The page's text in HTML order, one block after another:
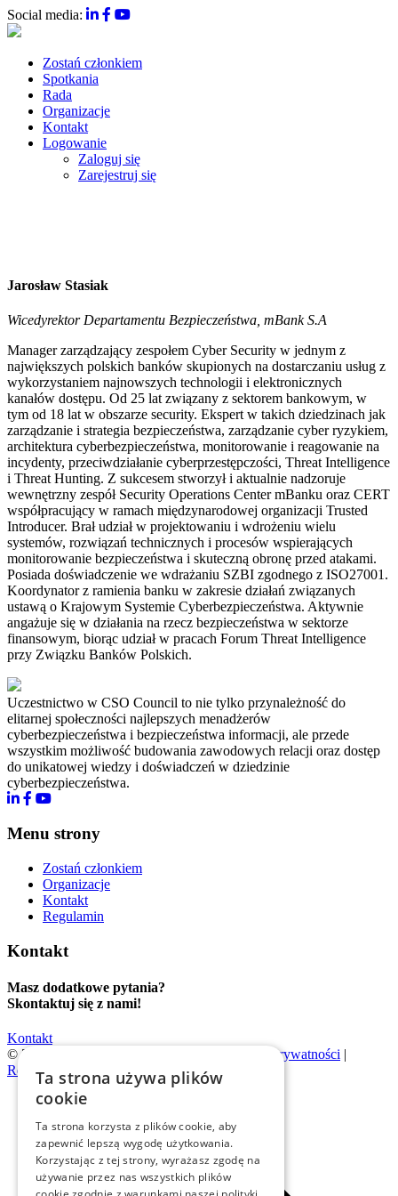
Social media:
Zostań członkiem
Spotkania
Rada
Organizacje
Kontakt
Logowanie
Zaloguj się
Zarejestruj się
Jarosław Stasiak
Wicedyrektor Departamentu Bezpieczeństwa, mBank S.A
Manager zarządzający zespołem Cyber Security w jednym z
największych polskich banków skupionych na dostarczaniu usług z
wykorzystaniem najnowszych technologii i elektronicznych
kanałów dostępu. Od 25 lat związany z sektorem bankowym, w
tym od 18 lat w obszarze security. Ekspert w takich dziedzinach jak
zarządzanie i strategia bezpieczeństwa, zarządzanie cyber ryzykiem,
architektura cyberbezpieczeństwa, monitorowanie i reagowanie na
incydenty, przeciwdziałanie cyberprzestępczości, Threat Intelligence
i Threat Hunting. Z sukcesem stworzył i aktualnie nadzoruje
wewnętrzny zespół Security Operations Center mBanku oraz CERT
współpracujący w ramach międzynarodowej organizacji Trusted
Introducer. Brał udział w projektowaniu i wdrożeniu wielu
systemów, rozwiązań technicznych i procesów wspierających
monitorowanie bezpieczeństwa i skuteczną obronę przed atakami.
Posiada doświadczenie we wdrażaniu SZBI zgodnego z ISO27001.
Koordynator z ramienia banku w zakresie działań związanych
ustawą o Krajowym Systemie Cyberbezpieczeństwa. Aktywnie
angażuje się w działania na rzecz bezpieczeństwa w sektorze
finansowym, biorąc udział w pracach Forum Threat Intelligence
przy Związku Banków Polskich.
Uczestnictwo w CSO Council to nie tylko przynależność do
elitarnej społeczności najlepszych menadżerów
cyberbezpieczeństwa i bezpieczeństwa informacji, ale przede
wszystkim możliwość budowania zawodowych relacji oraz dostęp
do unikatowej wiedzy i doświadczeń w dziedzinie
cyberbezpieczeństwa.
Menu strony
Zostań członkiem
Organizacje
Kontakt
Regulamin
Kontakt
Masz dodatkowe pytania?
Skontaktuj się z nami!
Kontakt
© 2026 | Evention |
Polityka prywatności |
RegulaminTa strona używa plików
cookie
Ta strona korzysta z plików cookie, aby
zapewnić lepszą wygodę użytkowania.
Korzystając z tej strony, wyrażasz zgodę na
używanie przez nas wszystkich plików